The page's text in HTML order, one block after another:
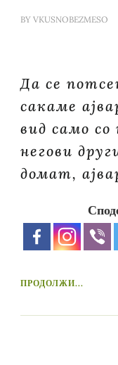
BY VKUSNOBEZMESO
Да се
сакаме
вид само
негови
домат,
ПРОДОЛЖИ...